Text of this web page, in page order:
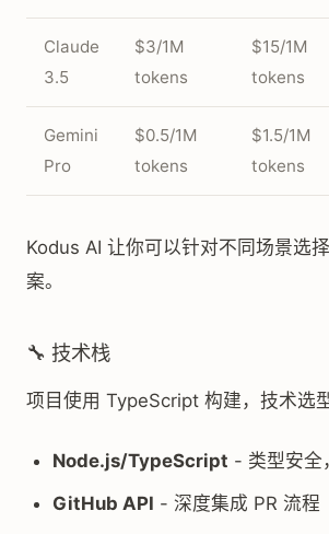
Claude
3.5
$3/1M
tokens
$15/1M
tokens
Gemini
Pro
$0.5/1M
tokens
$1.5/1M
tokens
Kodus AI 让你可以针对不同场景选
案。
🔧 技术栈
项目使用 TypeScript 构建，技术选
Node.js/TypeScript - 类型安全
GitHub API - 深度集成 PR 流程